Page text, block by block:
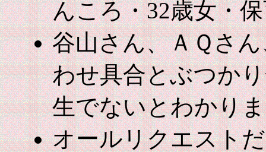
んころ・32歳女・
谷山さん、ＡＱさ
わせ具合とぶつか
生でないとわかり
オールリクエスト